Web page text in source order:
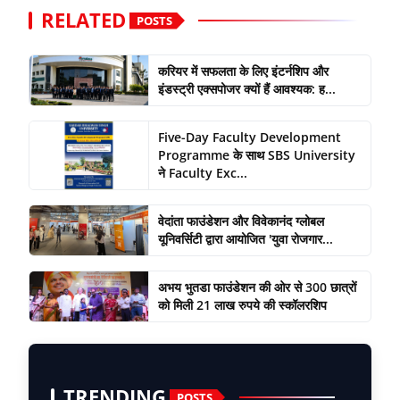
RELATED POSTS
करियर में सफलता के लिए इंटर्नशिप और
इंडस्ट्री एक्सपोजर क्यों हैं आवश्यक: ह...
Five-Day Faculty Development
Programme के साथ SBS University
ने Faculty Exc...
वेदांता फाउंडेशन और विवेकानंद ग्लोबल
यूनिवर्सिटी द्वारा आयोजित 'युवा रोजगार...
अभय भुतडा फाउंडेशन की ओर से 300 छात्रों
को मिली 21 लाख रुपये की स्कॉलरशिप